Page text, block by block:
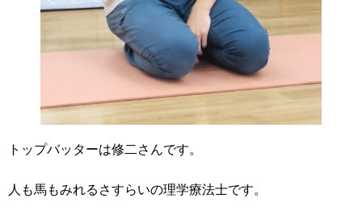
トップバッターは修二さんです。
人も馬もみれるさすらいの理学療法士です。